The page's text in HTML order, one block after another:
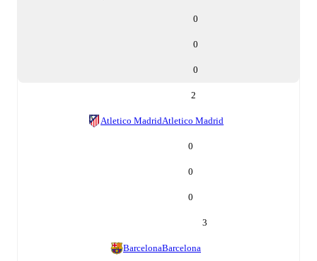
0
0
0
2
Atletico MadridAtletico Madrid
0
0
0
3
BarcelonaBarcelona